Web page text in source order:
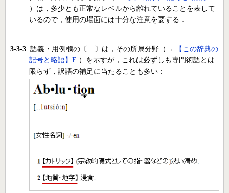
）は，多少とも正常なレベルから離れていることを表して
いるので，使用の場面には十分な注意を要する．
3-3-3語義・用例欄の〔 〕は，その所属分野（→
【この辞典の
記号と略語】E ）を示すが，これは必ずしも専門術語とは
限らず，訳語の補足に当たることも多い：